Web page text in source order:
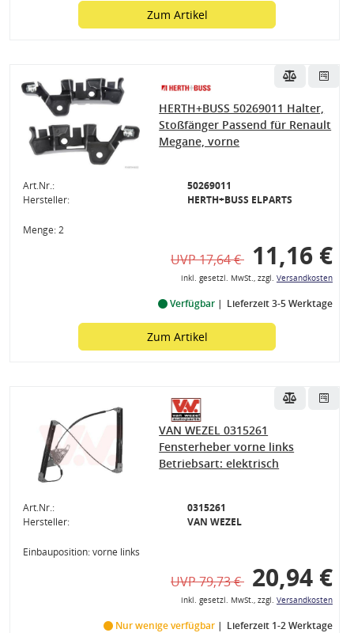
Zum Artikel
HERTH+BUSS 50269011 Halter,
Stoßfänger Passend für Renault
Megane, vorne
Art.Nr.:
50269011
Hersteller:
HERTH+BUSS ELPARTS
Menge: 2
UVP 17,64 € 11,16 €
inkl. gesetzl. MwSt., zzgl. Versandkosten
Verfügbar Lieferzeit 3-5 Werktage
Zum Artikel
VAN WEZEL 0315261
Fensterheber vorne links
Betriebsart: elektrisch
Art.Nr.:
0315261
Hersteller:
VAN WEZEL
Einbauposition: vorne links
UVP 79,73 € 20,94 €
inkl. gesetzl. MwSt., zzgl. Versandkosten
Nur wenige verfügbar Lieferzeit 1-2 Werktage